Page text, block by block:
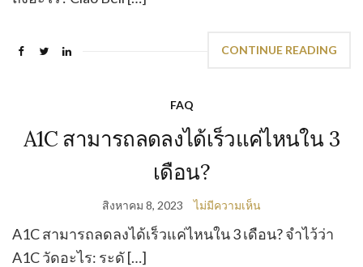
CONTINUE READING
FAQ
A1C สามารถลดลงได้เร็วแค่ไหนใน 3
เดือน?
สิงหาคม 8, 2023 ไม่มีความเห็น
A1C สามารถลดลงได้เร็วแค่ไหนใน 3 เดือน? จำไว้ว่า
A1C วัดอะไร: ระดั […]